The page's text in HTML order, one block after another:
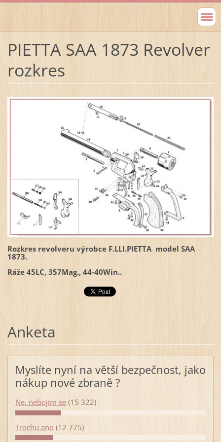
PIETTA SAA 1873 Revolver
rozkres
Rozkres revolveru výrobce F.LLI.PIETTA model SAA
1873.
Ráže 45LC, 357Mag., 44-40Win..
Anketa
Myslíte nyní na větší bezpečnost, jako
nákup nové zbraně ?
Ne, nebojím se (15 322)
Trochu ano (12 775)